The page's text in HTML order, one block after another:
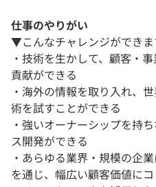
仕事のやりがい
▼こんなチャレンジができま
・技術を生かして、顧客・
貢献ができる
・海外の情報を取り入れ、
術を試すことができる
・強いオーナーシップを持
ス開発ができる
・あらゆる業界・規模の企
を通じ、幅広い顧客価値に